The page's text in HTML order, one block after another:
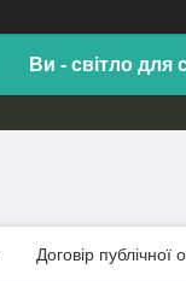
Ви - світло для
Договір публічної